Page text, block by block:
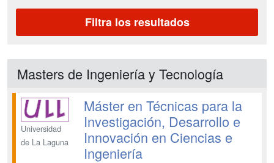
Filtra los resultados
Masters de Ingeniería y Tecnología
Universidad
de La Laguna
Máster en Técnicas para la
Investigación, Desarrollo e
Innovación en Ciencias e
Ingeniería